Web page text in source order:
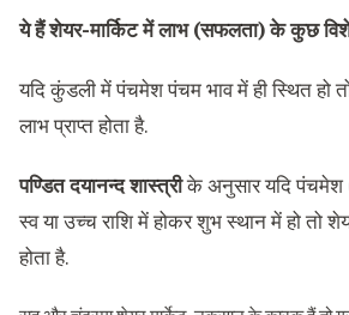
ये हैं शेयर-मार्किट में लाभ (सफलता) के कुछ
यदि कुंडली में पंचमेश पंचम भाव में ही स्थित हो
लाभ प्राप्त होता है.
पण्डित दयानन्द शास्त्रीके अनुसार यदि पंचमेश
स्व या उच्च राशि में होकर शुभ स्थान में हो तो
होता है.